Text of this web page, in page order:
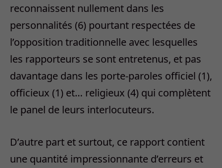
reconnaissent nullement dans les
personnalités (6) pourtant respectées de
l’opposition traditionnelle avec lesquelles
les rapporteurs se sont entretenus, et pas
davantage dans les porte-paroles officiel (1),
officieux (1) et… religieux (4) qui complètent
le panel de leurs interlocuteurs.
D’autre part et surtout, ce rapport contient
une quantité impressionnante d’erreurs et